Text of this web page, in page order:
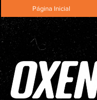
Página Inicial